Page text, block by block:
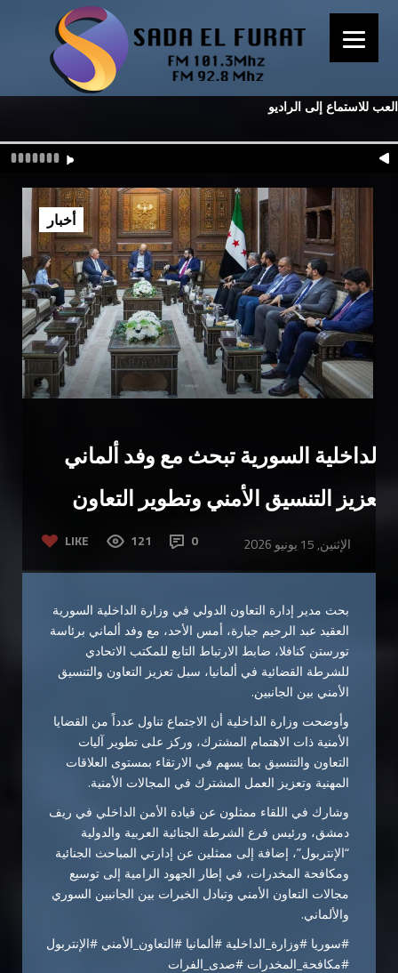
العب للاستماع إلى الراديو
الداخلية السورية تبحث مع وفد ألماني
تعزيز التنسيق الأمني وتطوير التعاون
LIKE 121 0 الإثنين, 15 يونيو 2026
أخبار
بحث مدير إدارة التعاون الدولي في وزارة الداخلية السورية
العقيد عبد الرحيم جبارة، أمس الأحد، مع وفد ألماني برئاسة
تورستن كنافلا، ضابط الارتباط التابع للمكتب الاتحادي
للشرطة القضائية في ألمانيا، سبل تعزيز التعاون والتنسيق
الأمني بين الجانبين.
وأوضحت وزارة الداخلية أن الاجتماع تناول عدداً من القضايا
الأمنية ذات الاهتمام المشترك، وركز على تطوير آليات
التعاون والتنسيق بما يسهم في الارتقاء بمستوى العلاقات
المهنية وتعزيز العمل المشترك في المجالات الأمنية.
وشارك في اللقاء ممثلون عن قيادة الأمن الداخلي في ريف
دمشق، ورئيس فرع الشرطة الجنائية العربية والدولية
“الإنتربول”، إضافة إلى ممثلين عن إدارتي المباحث الجنائية
ومكافحة المخدرات، في إطار الجهود الرامية إلى توسيع
مجالات التعاون الأمني وتبادل الخبرات بين الجانبين السوري
والألماني.
#سوريا #وزارة_الداخلية #ألمانيا #التعاون_الأمني #الإنتربول
#مكافحة_المخدرات #صدى_الفرات